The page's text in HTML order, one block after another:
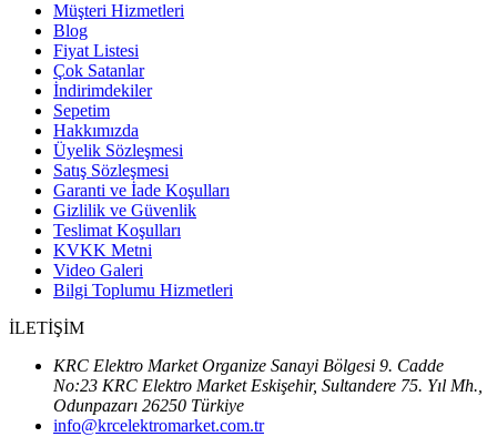
Müşteri Hizmetleri
Blog
Fiyat Listesi
Çok Satanlar
İndirimdekiler
Sepetim
Hakkımızda
Üyelik Sözleşmesi
Satış Sözleşmesi
Garanti ve İade Koşulları
Gizlilik ve Güvenlik
Teslimat Koşulları
KVKK Metni
Video Galeri
Bilgi Toplumu Hizmetleri
İLETİŞİM
KRC Elektro Market Organize Sanayi Bölgesi 9. Cadde
No:23 KRC Elektro Market Eskişehir, Sultandere 75. Yıl Mh.,
Odunpazarı 26250 Türkiye
info@krcelektromarket.com.tr